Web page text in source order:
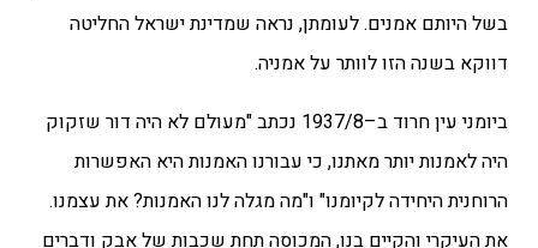
בשל היותם אמנים. לעומתן, נראה שמדינת ישראל החליטה
דווקא בשנה הזו לוותר על אמניה.
ביומני עין חרוד ב–1937/8 נכתב "מעולם לא היה דור שזקוק
היה לאמנות יותר מאתנו, כי עבורנו האמנות היא האפשרות
הרוחנית היחידה לקיומנו" ו"מה מגלה לנו האמנות? את עצמנו.
את העיקרי והקיים בנו, המכוסה תחת שכבות של אבק ודברים